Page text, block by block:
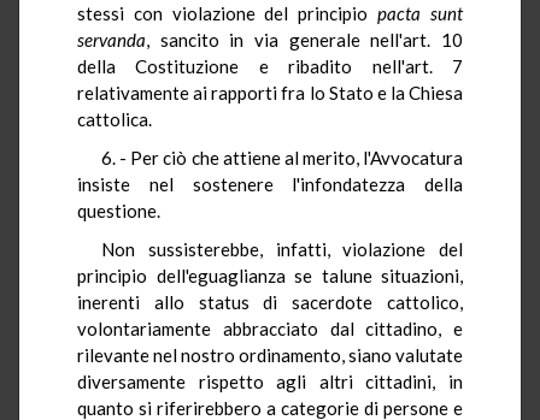
stessi con violazione del principiopacta sunt
servanda, sancito in via generale nell'art. 10
della Costituzione e ribadito nell'art. 7
relativamente ai rapporti fra lo Stato e la Chiesa
cattolica.
6. - Per ciò che attiene al merito, l'Avvocatura
insiste nel sostenere l'infondatezza della
questione.
Non sussisterebbe, infatti, violazione del
principio dell'eguaglianza se talune situazioni,
inerenti allo status di sacerdote cattolico,
volontariamente abbracciato dal cittadino, e
rilevante nel nostro ordinamento, siano valutate
diversamente rispetto agli altri cittadini, in
quanto si riferirebbero a categorie di persone e